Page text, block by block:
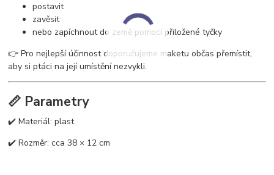
postavit
zavěsit
nebo zapíchnout do země pomocí přiložené tyčky
👉 Pro nejlepší účinnost doporučujeme maketu občas přemístit,
aby si ptáci na její umístění nezvykli.
📏 Parametry
✔️ Materiál: plast
✔️ Rozměr: cca 38 × 12 cm